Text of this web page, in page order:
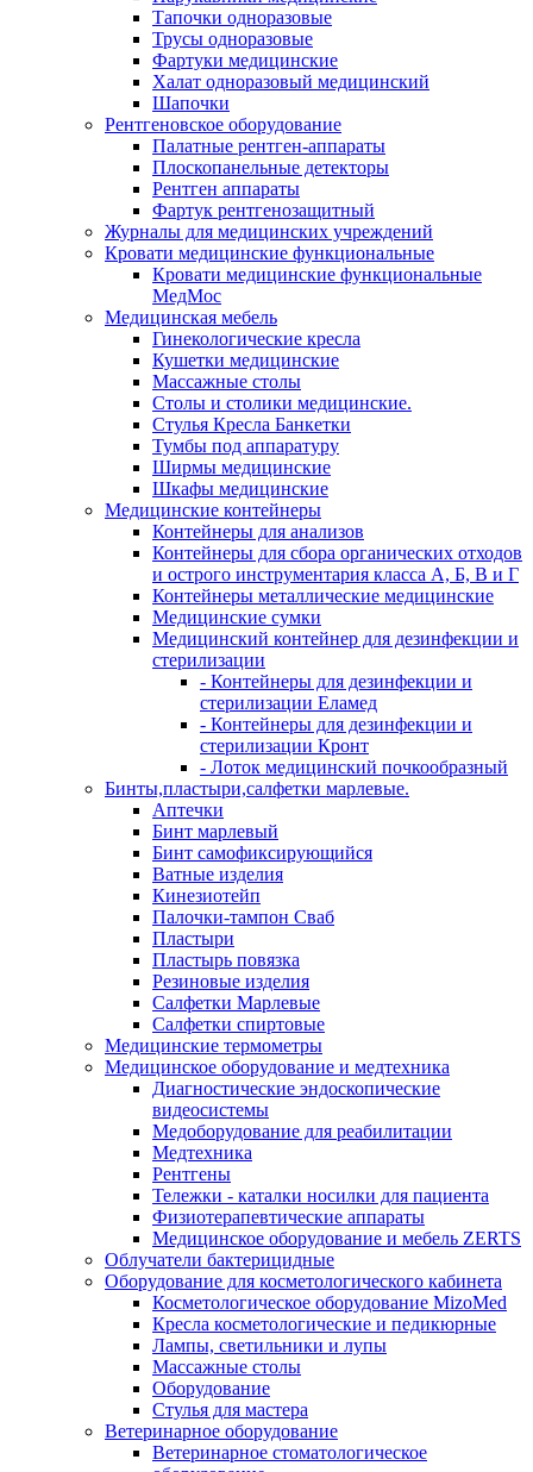
Тапочки одноразовые
Трусы одноразовые
Фартуки медицинские
Халат одноразовый медицинский
Шапочки
Рентгеновское оборудование
Палатные рентген-аппараты
Плоскопанельные детекторы
Рентген аппараты
Фартук рентгенозащитный
Журналы для медицинских учреждений
Кровати медицинские функциональные
Кровати медицинские функциональные
МедМос
Медицинская мебель
Гинекологические кресла
Кушетки медицинские
Массажные столы
Столы и столики медицинские.
Стулья Кресла Банкетки
Тумбы под аппаратуру
Ширмы медицинские
Шкафы медицинские
Медицинские контейнеры
Контейнеры для анализов
Контейнеры для сбора органических отходов
и острого инструментария класса А, Б, В и Г
Контейнеры металлические медицинские
Медицинские сумки
Медицинский контейнер для дезинфекции и
стерилизации
- Контейнеры для дезинфекции и
стерилизации Еламед
- Контейнеры для дезинфекции и
стерилизации Кронт
- Лоток медицинский почкообразный
Бинты,пластыри,салфетки марлевые.
Аптечки
Бинт марлевый
Бинт самофиксирующийся
Ватные изделия
Кинезиотейп
Палочки-тампон Сваб
Пластыри
Пластырь повязка
Резиновые изделия
Салфетки Марлевые
Салфетки спиртовые
Медицинские термометры
Медицинское оборудование и медтехника
Диагностические эндоскопические
видеосистемы
Медоборудование для реабилитации
Медтехника
Рентгены
Тележки - каталки носилки для пациента
Физиотерапевтические аппараты
Медицинское оборудование и мебель ZERTS
Облучатели бактерицидные
Оборудование для косметологического кабинета
Косметологическое оборудование MizoMed
Кресла косметологические и педикюрные
Лампы, светильники и лупы
Массажные столы
Оборудование
Стулья для мастера
Ветеринарное оборудование
Ветеринарное стоматологическое